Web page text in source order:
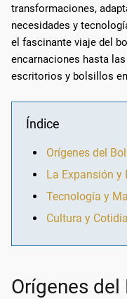
transformaciones,
necesidades y
el fascinante viaje del
encarnaciones hasta
escritorios y bolsillos
Índice
Orígenes del
La Expansión y
Tecnología y
Cultura y
Orígenes